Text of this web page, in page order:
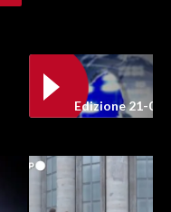
Edizione 21-05-